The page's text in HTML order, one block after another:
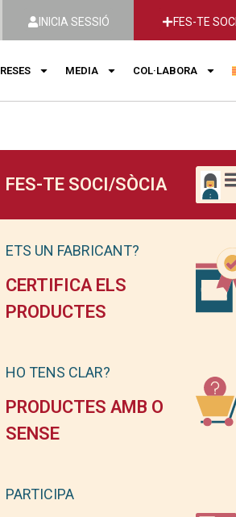
INICIA SESSIÓ FES-TE SOCI
MEDIA COL·LABORA
FES-TE SOCI/SÒCIA
ETS UN FABRICANT?
CERTIFICA ELS
PRODUCTES
HO TENS CLAR?
PRODUCTES AMB O
SENSE
PARTICIPA